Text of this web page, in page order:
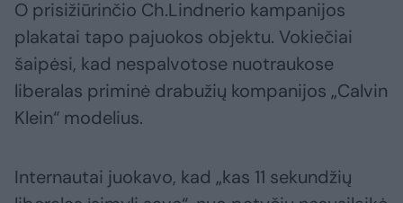
O prisižiūrinčio Ch.Lindnerio kampanijos
plakatai tapo pajuokos objektu. Vokiečiai
šaipėsi, kad nespalvotose nuotraukose
liberalas priminė drabužių kompanijos „Calvin
Klein“ modelius.
Internautai juokavo, kad „kas 11 sekundžių